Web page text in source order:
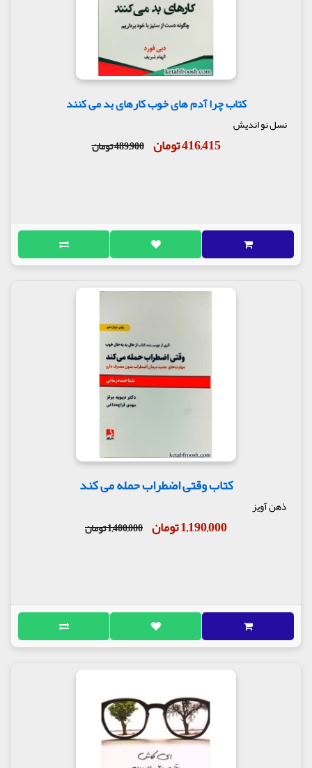
کتاب چرا آدم های خوب کارهای بد می کنند
نسل نو اندیش
416,415 تومان 489,900 تومان
کتاب وقتی اضطراب حمله می کند
ذهن آویز
1,190,000 تومان 1,400,000 تومان